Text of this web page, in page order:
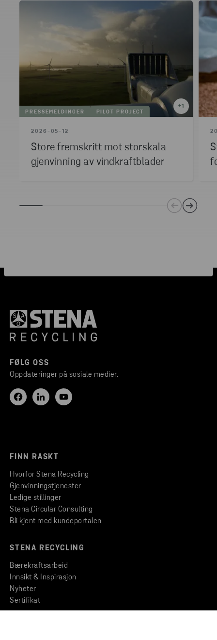
+1
PRESSEMELDINGER
PILOT PROJECT
2026-05-12
Store fremskritt mot storskala
gjenvinning av vindkraftblader
FØLG OSS
Oppdateringer på sosiale medier.
FINN RASKT
Hvorfor Stena Recycling
Gjenvinningstjenester
Ledige stillinger
Stena Circular Consulting
Bli kjent med kundeportalen
STENA RECYCLING
Bærekraftsarbeid
Innsikt & Inspirasjon
Nyheter
Sertifikat